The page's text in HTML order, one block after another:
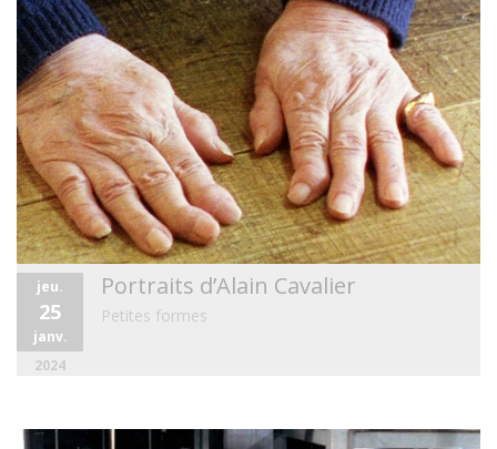
jeu.
25
janv.
2024
Portraits d’Alain Cavalier
Petites formes